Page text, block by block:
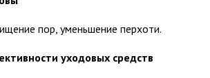
пор, уменьшение перхоти.
уходовых средств